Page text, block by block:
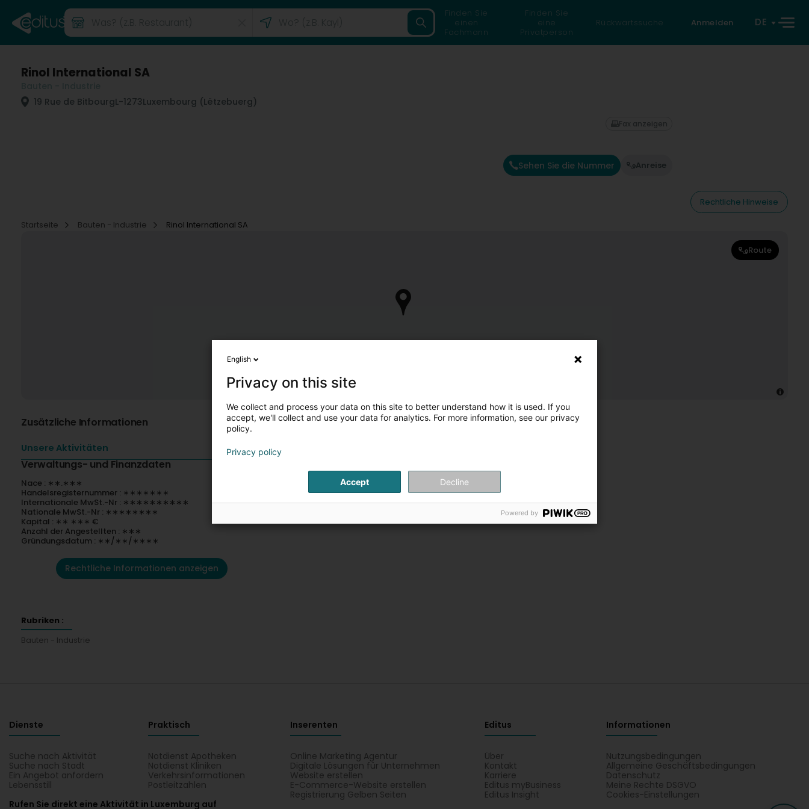
Finden Sie
einen
Fachmann
Finden Sie
eine
Privatperson
Rückwärtssuche Anmelden DE
Rinol International SA
19 Rue de BitbourgL-1273Luxembourg (Lëtzebuerg)
Sehen Sie die Nummer Anreise
Fax anzeigen
Rechtliche Hinweise
Startseite
Bauten - Industrie Rinol International SA
Route
Zusätzliche Informationen
Unsere Aktivitäten
Verwaltungs- und Finanzdaten
Nace : ∗∗.∗∗∗
Handelsregisternummer : ∗∗∗∗∗∗∗
Internationale MwSt.-Nr : ∗∗∗∗∗∗∗∗∗∗
Nationale MwSt.-Nr : ∗∗∗∗∗∗∗∗
Kapital : ∗∗ ∗∗∗ €
Anzahl der Angestellten : ∗∗∗
Gründungsdatum : ∗∗/∗∗/∗∗∗∗
Rechtliche Informationen anzeigen
Rubriken :
Bauten - Industrie
Dienste
Suche nach Aktivität
Suche nach Stadt
Ein Angebot anfordern
Lebensstill
Praktisch
Notdienst Apotheken
Notdienst Kliniken
Verkehrsinformationen
Postleitzahlen
Inserenten
Online Marketing Agentur
Digitale Lösungen für Unternehmen
Website erstellen
E-Commerce-Website erstellen
Registrierung Gelben Seiten
Editus
Über
Kontakt
Karriere
Editus myBusiness
Editus Insight
Informationen
Nutzungsbedingungen
Allgemeine Geschäftsbedingungen
Datenschutz
Meine Rechte DSGVO
Cookies-Einstellungen
Rufen Sie direkt eine Aktivität in Luxemburg auf
English
Privacy on this site
We collect and process your data on this site to better understand how it is used. If you
accept, we'll collect and use your data for analytics. For more information, see our privacy
policy.
Privacy policy
Accept Decline
Powered by